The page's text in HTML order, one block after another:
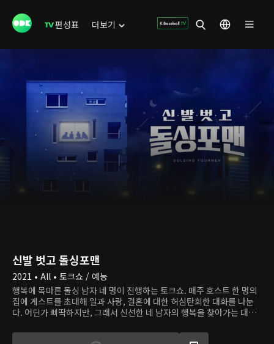
편성표 더보기
신발 벗고 돌싱포맨
2021 • All • 토크쇼 / 예능
행복에 목마른 돌싱 남자 네 명이 진행하는 토크쇼. 매주 호스트 한 명의
집에 게스트를 초대해 일과 사랑, 결혼에 대한 허심탄회한 대화를 나눈
다. 어딘가 삐딱하지만, 그래서 신선한 네 남자의 행복을 찾아가는 대화